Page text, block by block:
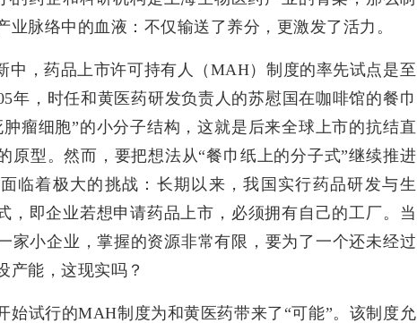
业脉络中的血液：不仅输送了养分，更激发了活力。
中，药品上市许可持有人（MAH）制度的率先试点是至
年，时任和黄医药研发负责人的苏慰国在咖啡馆的餐巾
瘤细胞”的小分子结构，这就是后来全球上市的抗结直
原型。然而，要把想法从“餐巾纸上的分子式”继续推进
临着极大的挑战：长期以来，我国实行药品研发与生
，即企业若想申请药品上市，必须拥有自己的工厂。当
家小企业，掌握的资源非常有限，要为了一个还未经过
产能，这现实吗？
始试行的MAH制度为和黄医药带来了“可能”。该制度允